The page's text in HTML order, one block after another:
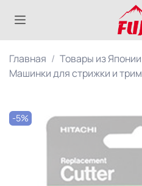
Главная
Товары из Японии
Машинки для стрижки и
-5%